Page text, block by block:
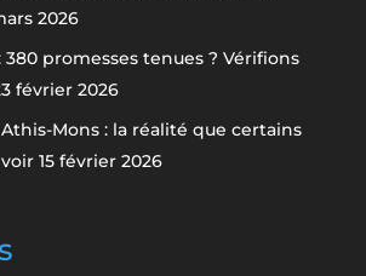
2026
380 promesses tenues ? Vérifions
février 2026
Mons : la réalité que certains
15 février 2026